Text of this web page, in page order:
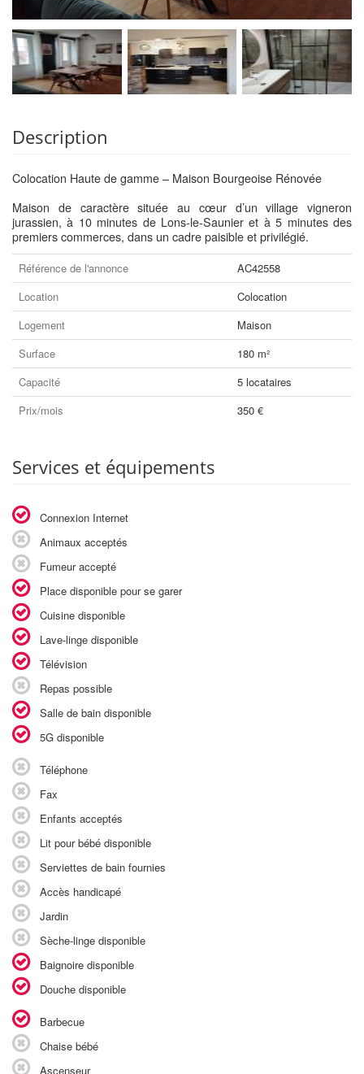
Description
Colocation Haute de gamme – Maison Bourgeoise Rénovée
Maison de caractère située au cœur d’un village vigneron
jurassien, à 10 minutes de Lons-le-Saunier et à 5 minutes des
premiers commerces, dans un cadre paisible et privilégié.
Référence de l'annonce
AC42558
Location
Colocation
Logement
Maison
Surface
180 m²
Capacité
5 locataires
Prix/mois
350 €
Services et équipements
Connexion Internet
Animaux acceptés
Fumeur accepté
Place disponible pour se garer
Cuisine disponible
Lave-linge disponible
Télévision
Repas possible
Salle de bain disponible
5G disponible
Téléphone
Fax
Enfants acceptés
Lit pour bébé disponible
Serviettes de bain fournies
Accès handicapé
Jardin
Sèche-linge disponible
Baignoire disponible
Douche disponible
Barbecue
Chaise bébé
Ascenseur